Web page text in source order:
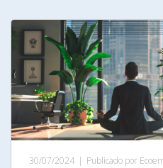
30/07/2024 Publicado por